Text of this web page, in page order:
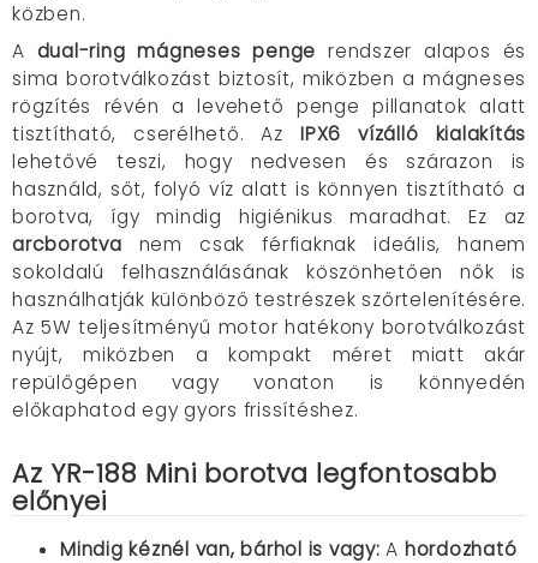
közben.
A dual-ring mágneses penge rendszer alapos és
sima borotválkozást biztosít, miközben a mágneses
rögzítés révén a levehető penge pillanatok alatt
tisztítható, cserélhető. AzIPX6 vízálló kialakítás
lehetővé teszi, hogy nedvesen és szárazon is
használd, sőt, folyó víz alatt is könnyen tisztítható a
borotva, így mindig higiénikus maradhat. Ez az
arcborotva nem csak férfiaknak ideális, hanem
sokoldalú felhasználásának köszönhetően nők is
használhatják különböző testrészek szőrtelenítésére.
Az 5W teljesítményű motor hatékony borotválkozást
nyújt, miközben a kompakt méret miatt akár
repülőgépen vagy vonaton is könnyedén
előkaphatod egy gyors frissítéshez.
Az YR-188 Mini borotva legfontosabb
előnyei
Mindig kéznél van, bárhol is vagy:A hordozható